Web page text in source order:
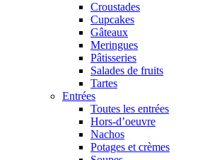
Croustades
Cupcakes
Gâteaux
Meringues
Pâtisseries
Salades de fruits
Tartes
Entrées
Toutes les entrées
Hors-d’oeuvre
Nachos
Potages et crèmes